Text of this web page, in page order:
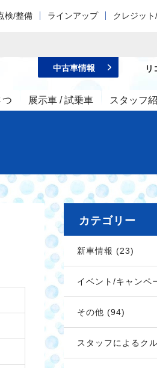
検/整備 ラインアップ クレジッ
つ 展示車 / 試乗車 スタッフ
中古車情報 リ
カテゴリー
新車情報 (23)
イベント/キャンペ
その他 (94)
スタッフによるク